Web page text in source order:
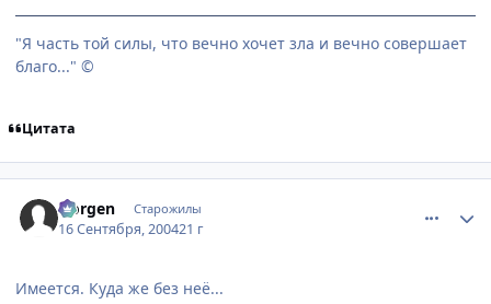
"Я часть той силы, что вечно хочет зла и вечно совершает
благо..." ©
Цитата
Norgen Старожилы
16 Сентября, 200421 г
Имеется. Куда же без неё...